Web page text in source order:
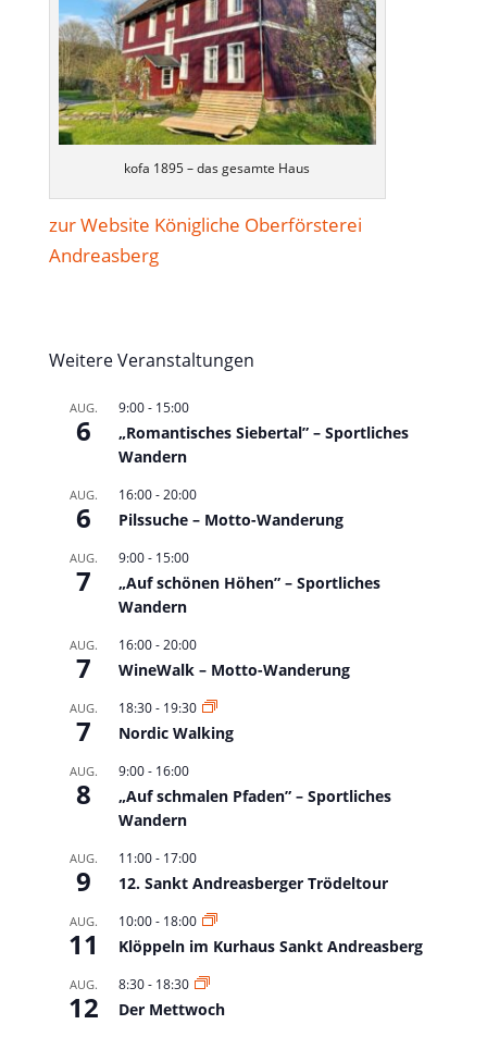
kofa 1895 – das gesamte Haus
zur Website Königliche Oberförsterei
Andreasberg
Weitere Veranstaltungen
AUG.
6
9:00- 15:00
„Romantisches Siebertal” – Sportliches
Wandern
AUG.
6
16:00-20:00
Pilssuche – Motto-Wanderung
AUG.
7
9:00- 15:00
„Auf schönen Höhen” – Sportliches
Wandern
AUG.
7
16:00-20:00
WineWalk – Motto-Wanderung
AUG.
7
18:30- 19:30
Nordic Walking
AUG.
8
9:00- 16:00
„Auf schmalen Pfaden” – Sportliches
Wandern
AUG.
9
11:00- 17:00
12. Sankt Andreasberger Trödeltour
AUG.
11
10:00- 18:00
Klöppeln im Kurhaus Sankt Andreasberg
AUG.
12
8:30- 18:30
Der Mettwoch